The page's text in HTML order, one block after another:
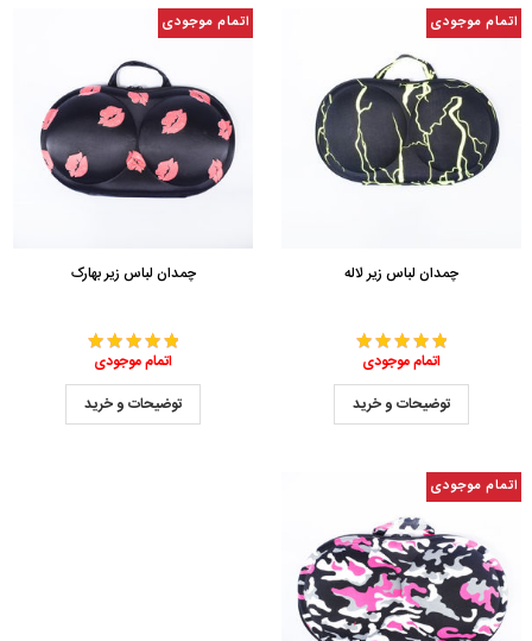
اتمام موجودی
چمدان لباس زیر لاله
اتمام موجودی
توضیحات و خرید
اتمام موجودی
چمدان لباس زیر بهارک
اتمام موجودی
توضیحات و خرید
اتمام موجودی